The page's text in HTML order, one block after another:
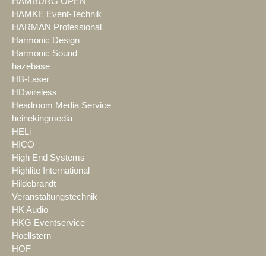
HAMKE Event-Technik
HARMAN Professional
Harmonic Design
Harmonic Sound
hazebase
HB-Laser
HDwireless
Headroom Media Service
heinekingmedia
HELi
HICO
High End Systems
Highlite International
Hildebrandt
Veranstaltungstechnik
HK Audio
HKG Eventservice
Hoellstern
HOF